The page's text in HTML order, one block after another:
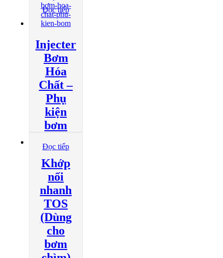
Đọc tiếp
Injecter
Bơm
Hóa
Chất –
Phụ
kiện
bơm
Đọc tiếp
Khớp
nối
nhanh
TOS
(Dùng
cho
bơm